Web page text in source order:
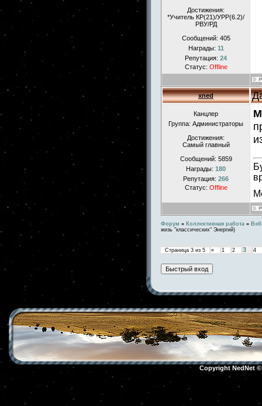
Достижения:
*Учитель КР(21)/УРР(6.2)/
РВУ/РД
Сообщений: 405
Награды: 11
Репутация: 24
Статус: Offline
xned
Канцлер
Группа: Администраторы
Достижения:
Самый главный
Сообщений: 5859
Награды: 180
Репутация: 266
Статус: Offline
Форум » Коллективная работа »
жизь "классических" Энергий)
Страница 3 из 5 « 1 2 3 4
Copyright NedNet